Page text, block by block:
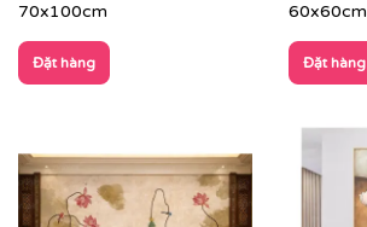
70x100cm
Đặt hàng
60x60cm
Đặt hàng